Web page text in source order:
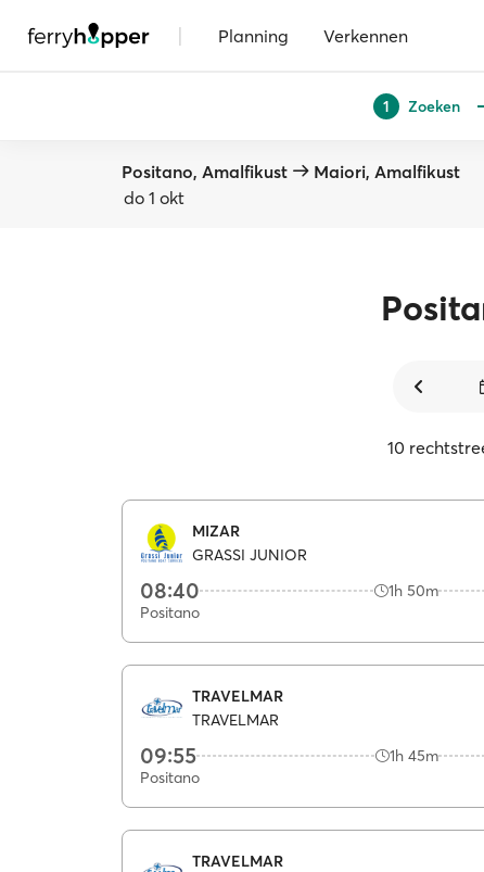
| Planning Verkennen
1 Zoeken
Positano, Amalfikust
Maiori, Amalfikust
do 1 okt
10
MIZAR
GRASSI JUNIOR
08:40 1h 50m
Positano
TRAVELMAR
TRAVELMAR
09:55 1h 45m
Positano
TRAVELMAR